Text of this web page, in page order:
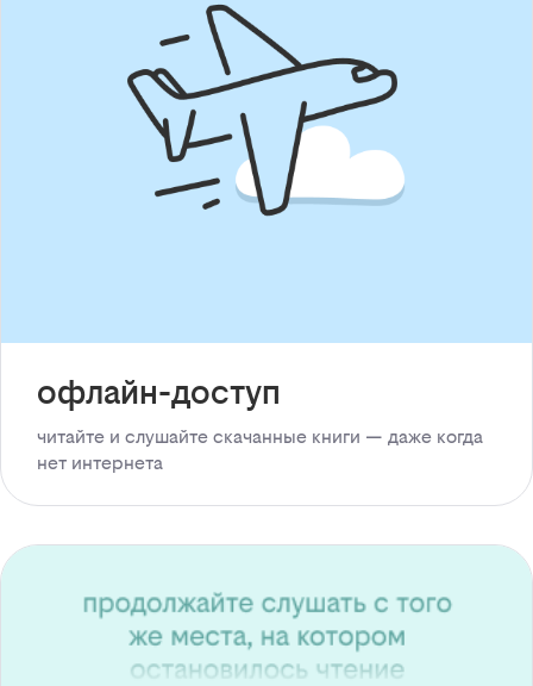
офлайн-доступ
читайте и слушайте скачанные книги — даже когда
нет интернета